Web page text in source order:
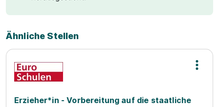
Ähnliche Stellen
Erzieher*in - Vorbereitung auf die staatliche